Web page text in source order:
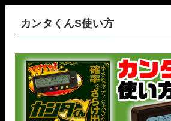
カンタくんS使い方